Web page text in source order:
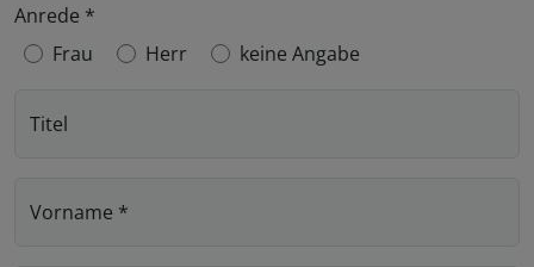
Anrede *
Frau
Herr keine Angabe
Titel
Vorname *